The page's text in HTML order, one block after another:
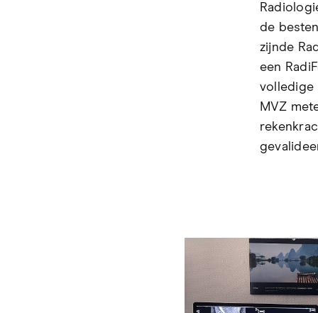
de
zijnde
een
volledige
MVZ